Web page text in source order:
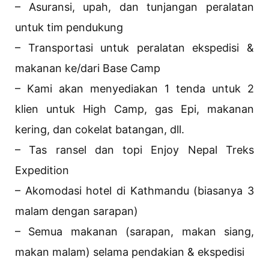
– Asuransi, upah, dan tunjangan peralatan
untuk tim pendukung
– Transportasi untuk peralatan ekspedisi &
makanan ke/dari Base Camp
– Kami akan menyediakan 1 tenda untuk 2
klien untuk High Camp, gas Epi, makanan
kering, dan cokelat batangan, dll.
– Tas ransel dan topi Enjoy Nepal Treks
Expedition
– Akomodasi hotel di Kathmandu (biasanya 3
malam dengan sarapan)
– Semua makanan (sarapan, makan siang,
makan malam) selama pendakian & ekspedisi